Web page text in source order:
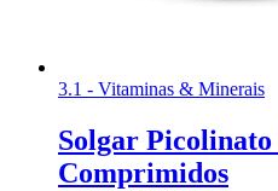
3.1 - Vitaminas & Minerais
Solgar Picolinato
Comprimidos